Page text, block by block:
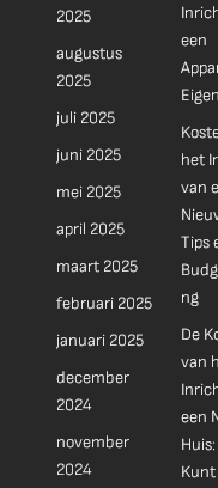
2025
augustus
2025
juli 2025
juni 2025
mei 2025
april 2025
maart 2025
februari 2025
januari 2025
december
2024
november
2024
een
het
van
Tips
ng
De
van
een
Kunt